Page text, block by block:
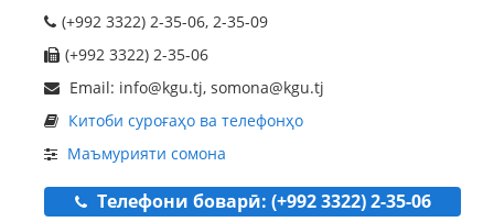
(+992 3322) 2-35-06, 2-35-09
(+992 3322) 2-35-06
Email: info@kgu.tj, somona@kgu.tj
Китоби суроғаҳо ва телефонҳо
Маъмурияти сомона
Телефони боварӣ: (+992 3322) 2-35-06